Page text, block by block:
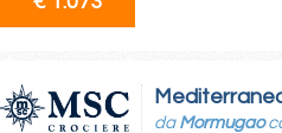
da Mormugao